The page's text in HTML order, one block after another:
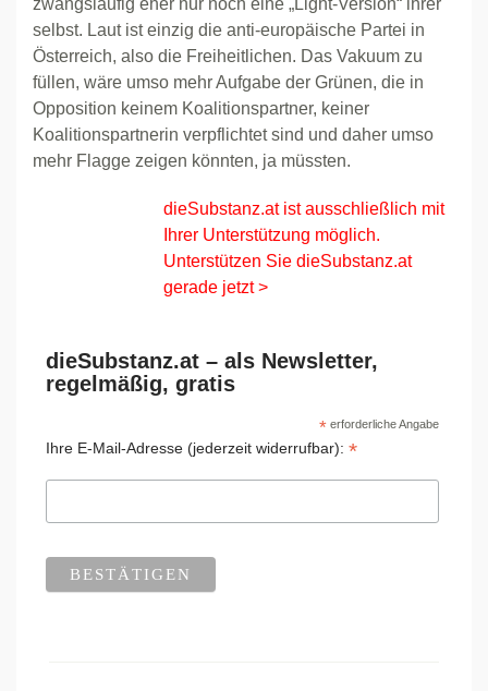
zwangsläufig eher nur noch eine „Light-Version“ ihrer
selbst. Laut ist einzig die anti-europäische Partei in
Österreich, also die Freiheitlichen. Das Vakuum zu
füllen, wäre umso mehr Aufgabe der Grünen, die in
Opposition keinem Koalitionspartner, keiner
Koalitionspartnerin verpflichtet sind und daher umso
mehr Flagge zeigen könnten, ja müssten.
dieSubstanz.at ist ausschließlich mit
Ihrer Unterstützung möglich.
Unterstützen Sie dieSubstanz.at
gerade jetzt >
dieSubstanz.at – als Newsletter,
regelmäßig, gratis
*erforderliche Angabe
Ihre E-Mail-Adresse (jederzeit widerrufbar): *